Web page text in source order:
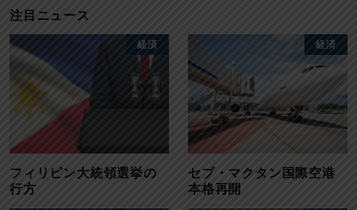
注目ニュース
経済
フィリピン大統領選挙の
行方
経済
セブ・マクタン国際空港
本格再開